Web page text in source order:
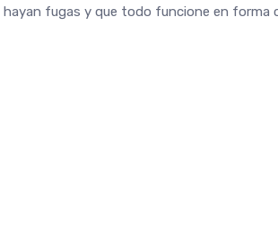
hayan fugas y que todo funcione en forma